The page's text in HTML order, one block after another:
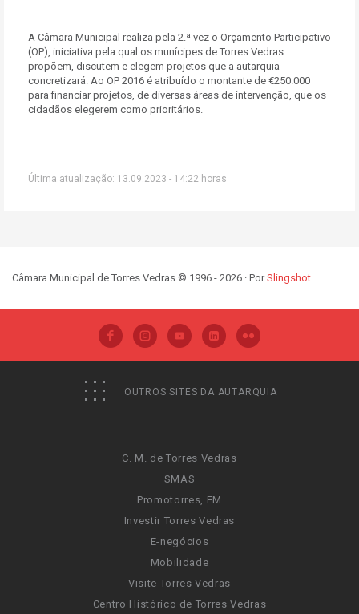
A Câmara Municipal realiza pela 2.ª vez o Orçamento Participativo
(OP), iniciativa pela qual os munícipes de Torres Vedras
propõem, discutem e elegem projetos que a autarquia
concretizará. Ao OP 2016 é atribuído o montante de €250.000
para financiar projetos, de diversas áreas de intervenção, que os
cidadãos elegerem como prioritários.
Última atualização: 13.09.2023 - 14:22 horas
Câmara Municipal de Torres Vedras © 1996 - 2026 · PorSlingshot
OUTROS SITES DA AUTARQUIA
C. M. de Torres Vedras
SMAS
Promotorres, EM
Investir Torres Vedras
E-negócios
Mobilidade
Visite Torres Vedras
Centro Histórico de Torres Vedras